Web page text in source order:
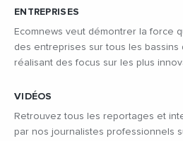
ENTREPRISES
Ecomnews veut démontrer la force
des entreprises sur tous les bassins
réalisant des focus sur les plus
VIDÉOS
Retrouvez tous les reportages et
par nos journalistes professionnels